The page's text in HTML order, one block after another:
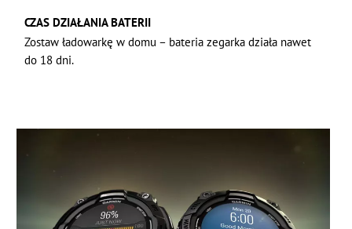
CZAS DZIAŁANIA BATERII
Zostaw ładowarkę w domu – bateria zegarka działa nawet
do 18 dni.